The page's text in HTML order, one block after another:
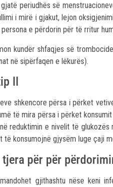
periudhës së
i mirë i gjakut, lejon
e përdorin për të rritur
kundër shfaqjes së
në sipërfaqen e lëkurës).
ll
shkencore përsa i përket
të mira përsa i përket
reduktimin e nivelit të
të konsumojnë gjysëm luge çaji
për për
gjithashtu nëse keni